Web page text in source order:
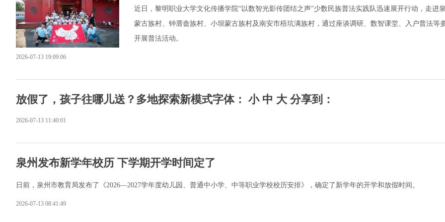
近日，黎明职业大学文化传播学院“以数智光影传团结之声”少数民族普法实践队迅速展开行动，走进
蒙古族村、钟厝畲族村、小坝蒙古族村及南安市梧坑满族村，通过座谈调研、数智课堂、入户普法等
开展普法活动。
2026-07-13 19:09:06
放假了，孩子往哪儿送？多地探索新模式字体： 小 中 大 分享到：
2026-07-13 11:40:01
泉州发布新学年校历 下学期开学时间定了
日前，泉州市教育局发布了《2026—2027学年度幼儿园、普通中小学、中等职业学校校历安排》，确定了新学年的开学和放假时间。
2026-07-13 08:41:49